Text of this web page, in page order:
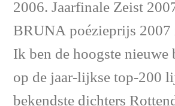
2006. Jaarfinale Zeist
BRUNA poézieprijs
Ik ben de hoogste nieuwe
op de jaar-lijkse top-200
bekendste dichters